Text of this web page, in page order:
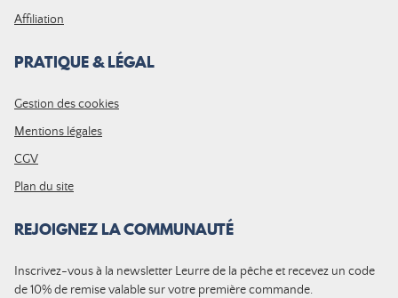
Affiliation
PRATIQUE & LÉGAL
Gestion des cookies
Mentions légales
CGV
Plan du site
REJOIGNEZ LA COMMUNAUTÉ
Inscrivez-vous à la newsletter Leurre de la pêche et recevez un code
de 10% de remise valable sur votre première commande.